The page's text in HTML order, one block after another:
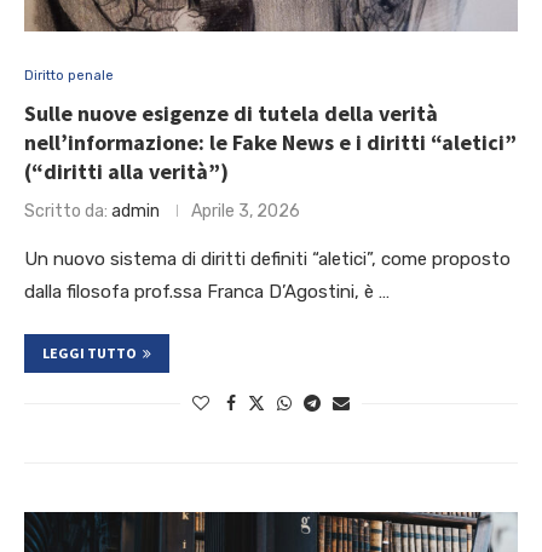
Diritto penale
Sulle nuove esigenze di tutela della verità
nell’informazione: le Fake News e i diritti “aletici”
(“diritti alla verità”)
Scritto da: admin Aprile 3, 2026
Un nuovo sistema di diritti definiti “aletici”, come proposto
dalla filosofa prof.ssa Franca D’Agostini, è …
LEGGI TUTTO